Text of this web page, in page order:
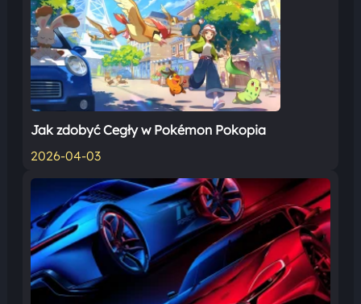
Jak zdobyć Cegły w Pokémon Pokopia
2026-04-03